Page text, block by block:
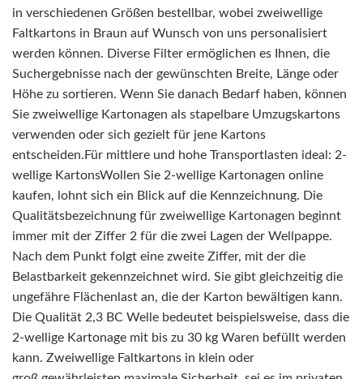
in verschiedenen Größen bestellbar, wobei zweiwellige
Faltkartons in Braun auf Wunsch von uns personalisiert
werden können. Diverse Filter ermöglichen es Ihnen, die
Suchergebnisse nach der gewünschten Breite, Länge oder
Höhe zu sortieren. Wenn Sie danach Bedarf haben, können
Sie zweiwellige Kartonagen als stapelbare Umzugskartons
verwenden oder sich gezielt für jene Kartons
entscheiden.Für mittlere und hohe Transportlasten ideal: 2-
wellige KartonsWollen Sie 2-wellige Kartonagen online
kaufen, lohnt sich ein Blick auf die Kennzeichnung. Die
Qualitätsbezeichnung für zweiwellige Kartonagen beginnt
immer mit der Ziffer 2 für die zwei Lagen der Wellpappe.
Nach dem Punkt folgt eine zweite Ziffer, mit der die
Belastbarkeit gekennzeichnet wird. Sie gibt gleichzeitig die
ungefähre Flächenlast an, die der Karton bewältigen kann.
Die Qualität 2,3 BC Welle bedeutet beispielsweise, dass die
2-wellige Kartonage mit bis zu 30 kg Waren befüllt werden
kann. Zweiwellige Faltkartons in klein oder